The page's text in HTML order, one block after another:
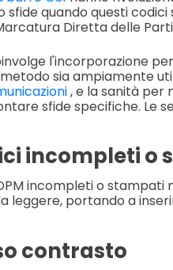
sfide quando questi
Diretta delle
l'incorporazione
sia ampiamente
, e la sanità per
sfide specifiche. Le
incompleti o
incompleti o
leggere, portando a
contrasto